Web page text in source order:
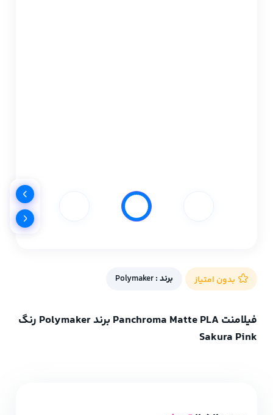
بدون امتیاز برند :Polymaker
فیلامنت Panchroma Matte PLA برند Polymaker رنگ
Sakura Pink